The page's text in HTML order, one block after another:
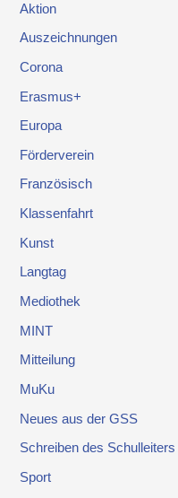
Aktion
Auszeichnungen
Corona
Erasmus+
Europa
Förderverein
Französisch
Klassenfahrt
Kunst
Langtag
Mediothek
MINT
Mitteilung
MuKu
Neues aus der GSS
Schreiben des Schulleiters
Sport